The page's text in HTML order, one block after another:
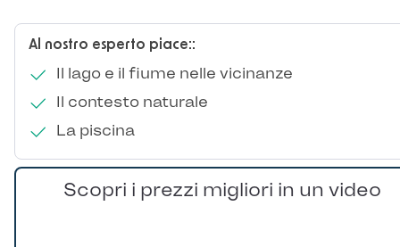
Al nostro esperto piace::
Il lago e il fiume nelle vicinanze
Il contesto naturale
La piscina
Scopri i prezzi migliori in un video